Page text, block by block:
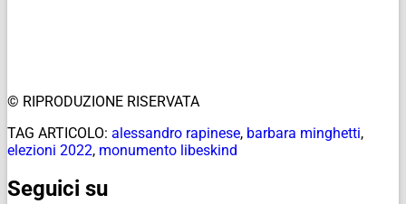
© RIPRODUZIONE RISERVATA
TAG ARTICOLO: alessandro rapinese, barbara minghetti,
elezioni 2022, monumento libeskind
Seguici su